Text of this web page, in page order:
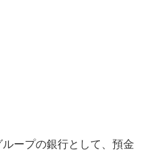
ープの銀行として、預金